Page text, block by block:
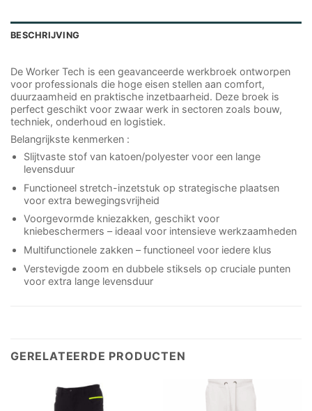
BESCHRIJVING
De Worker Tech is een geavanceerde werkbroek ontworpen
voor professionals die hoge eisen stellen aan comfort,
duurzaamheid en praktische inzetbaarheid. Deze broek is
perfect geschikt voor zwaar werk in sectoren zoals bouw,
techniek, onderhoud en logistiek.
Belangrijkste kenmerken :
Slijtvaste stof van katoen/polyester voor een lange
levensduur
Functioneel stretch-inzetstuk op strategische plaatsen
voor extra bewegingsvrijheid
Voorgevormde kniezakken, geschikt voor
kniebeschermers – ideaal voor intensieve werkzaamheden
Multifunctionele zakken – functioneel voor iedere klus
Verstevigde zoom en dubbele stiksels op cruciale punten
voor extra lange levensduur
GERELATEERDE PRODUCTEN